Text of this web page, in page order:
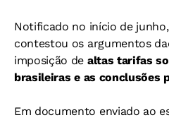
Notificado no início de
contestou os argumentos
imposição de altas tarifas
brasileiras e as conclusões
Em documento enviado ao